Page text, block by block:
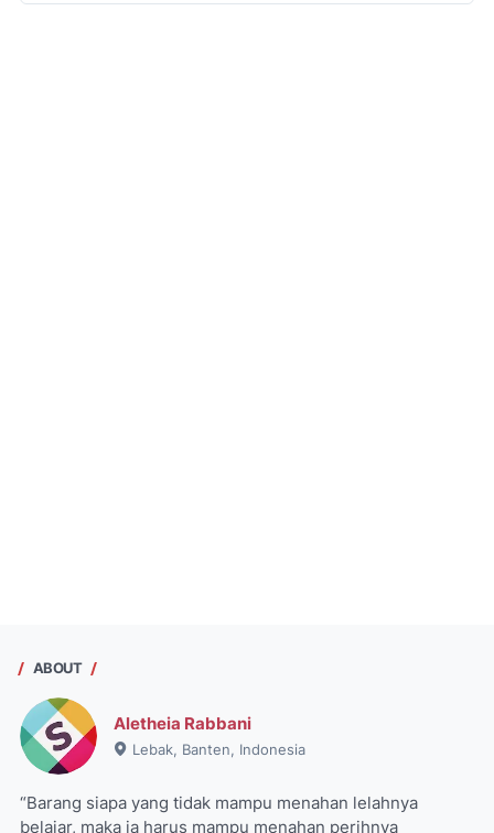
ABOUT
Aletheia Rabbani
Lebak, Banten, Indonesia
“Barang siapa yang tidak mampu menahan lelahnya
belajar, maka ia harus mampu menahan perihnya